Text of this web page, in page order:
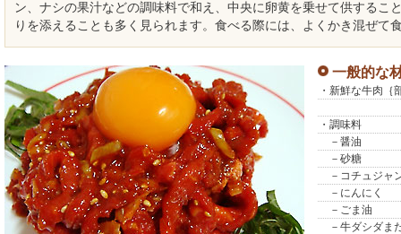
ン、ナシの果汁などの調味料で和え、中央に卵黄を乗せて供するこ
りを添えることも多く見られます。食べる際には、よくかき混ぜて
一般的な
・新鮮な牛肉
・調味料
－醤油
－砂糖
－コチュジャ
－にんにく
－ごま油
－牛ダシダま